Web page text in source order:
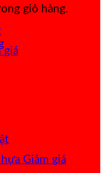
giỏ hàng.